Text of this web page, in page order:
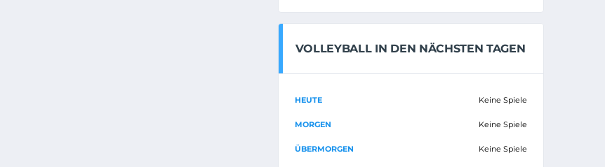
VOLLEYBALL IN DEN NÄCHSTEN TAGEN
HEUTE Keine Spiele
MORGEN Keine Spiele
ÜBERMORGEN Keine Spiele